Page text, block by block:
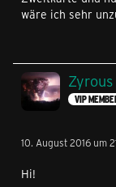
wäre ich sehr
Zyrous
VIP
10. August 2016 um
Hi!